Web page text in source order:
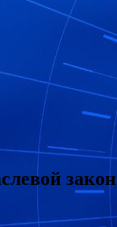
закон